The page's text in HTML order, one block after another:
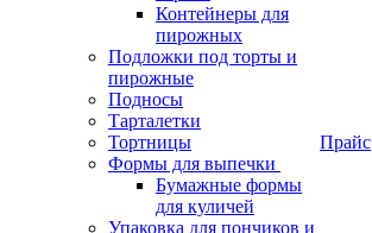
Контейнеры для
пирожных
Подложки под торты и
пирожные
Подносы
Тарталетки
Тортницы
Формы для выпечки
Бумажные формы
для куличей
Упаковка для пончиков и
Прайс